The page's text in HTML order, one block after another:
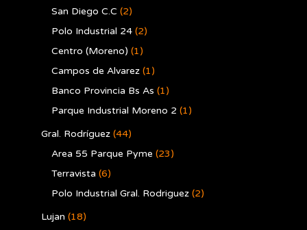
San Diego C.C (2)
Polo Industrial 24 (2)
Centro (Moreno) (1)
Campos de Alvarez (1)
Banco Provincia Bs As (1)
Parque Industrial Moreno 2 (1)
Gral. Rodríguez (44)
Area 55 Parque Pyme (23)
Terravista (6)
Polo Industrial Gral. Rodriguez (2)
Lujan (18)